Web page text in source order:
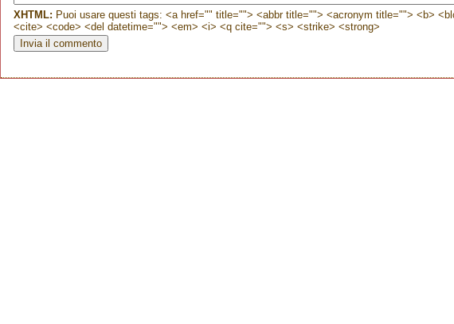
XHTML: Puoi usare questi tags: <a href="" title=""> <abbr title=""> <acronym title=""> <b>
<cite> <code> <del datetime=""> <em> <i> <q cite=""> <s> <strike> <strong>